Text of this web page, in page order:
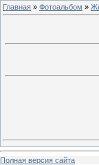
Главная » Фотоальбом »
Полная версия сайта